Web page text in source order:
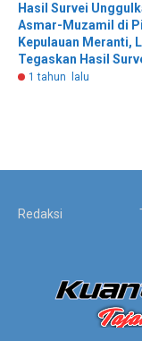
Hasil Survei
Asmar-Muzamil di
Kepulauan Meranti,
Tegaskan Hasil
1 tahun lalu
Redaksi